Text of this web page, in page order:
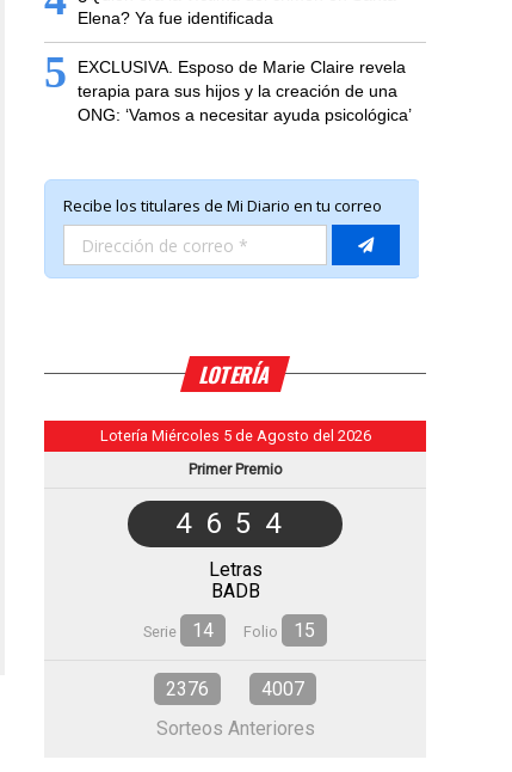
Elena? Ya fue identificada
5
EXCLUSIVA. Esposo de Marie Claire revela
terapia para sus hijos y la creación de una
ONG: ‘Vamos a necesitar ayuda psicológica’
LOTERÍA
Lotería Miércoles 5 de Agosto del 2026
Primer Premio
4654
Letras
BADB
Serie 14 Folio 15
2376
4007
Sorteos Anteriores